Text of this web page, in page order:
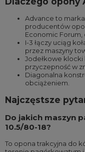
Advance to
producentów
Economic Forum,
I-3 łączy uciąg
przez maszyny
Jodełkowe
przyczepność w
Diagonalna
obciążeniem.
Najczęstsze
Do jakich maszyn
10.5/80-18?
To opona trakcyjna do